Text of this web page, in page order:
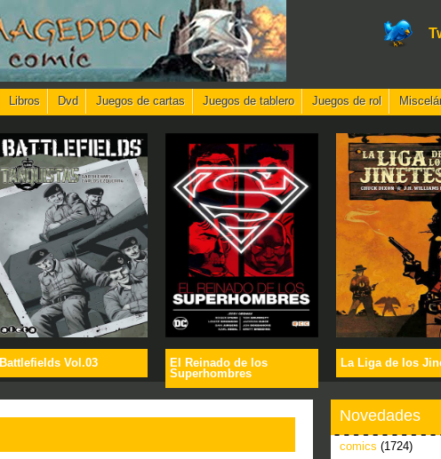
Libros Dvd Juegos de cartas Juegos de tablero Juegos de rol
Battlefields Vol.03
El Reinado de los
Superhombres
La Liga de los
Novedades
comics (1724)